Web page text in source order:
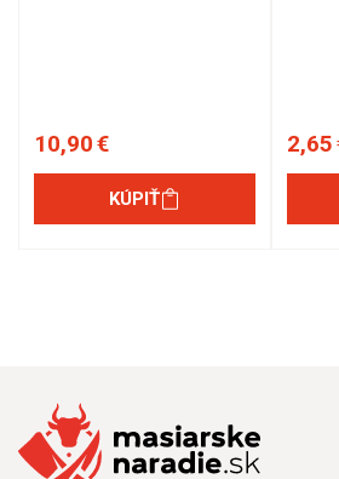
10,90 €
KÚPIŤ
2,65